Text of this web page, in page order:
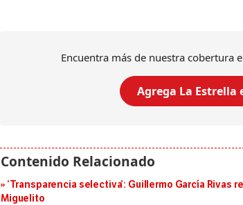
Encuentra más de nuestra cobertura
Agrega La Estrella
‘Transparencia selectiva’: Guillermo García Rivas
Miguelito